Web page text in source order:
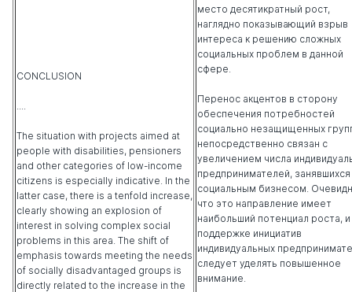
CONCLUSION
....
The situation with projects aimed at
people with disabilities, pensioners
and other categories of low-income
citizens is especially indicative. In the
latter case, there is a tenfold increase,
clearly showing an explosion of
interest in solving complex social
problems in this area. The shift of
emphasis towards meeting the needs
of socially disadvantaged groups is
directly related to the increase in the
место десятикратный рост,
наглядно показывающий взрыв
интереса к решению сложных
социальных проблем в данной
сфере.
Перенос акцентов в сторону
обеспечения потребностей
социально незащищенных
непосредственно связан с
увеличением числа
предпринимателей, занявшихся
социальным бизнесом.
что это направление имеет
наибольший потенциал роста, и
поддержке инициатив
индивидуальных
следует уделять повышенное
внимание.